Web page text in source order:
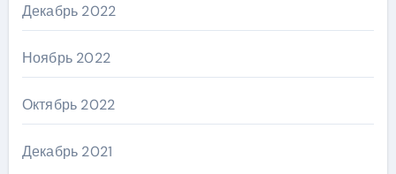
Декабрь 2022
Ноябрь 2022
Октябрь 2022
Декабрь 2021